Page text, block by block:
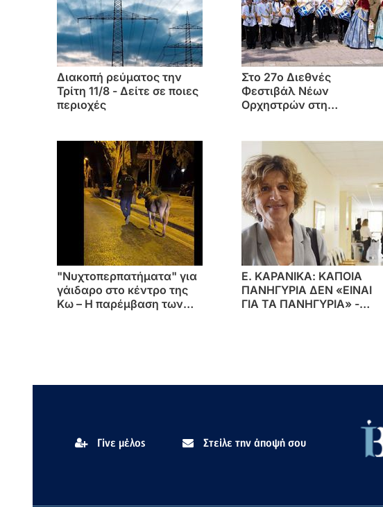
Διακοπή ρεύματος την
Τρίτη 11/8 - Δείτε σε ποιες
περιοχές
Στο 27ο Διεθνές
Φεστιβάλ Νέων
Ορχηστρών στη
και το Λύκειο Ελληνίδων
Κω
"Νυχτοπερπατήματα" για
γάιδαρο στο κέντρο της
Κω – Η παρέμβαση των
E. KAΡΑΝΙΚΑ: ΚΑΠΟΙΑ
ΠΑΝΗΓΥΡΙΑ ΔΕΝ «ΕΙΝΑΙ
ΓΙΑ ΤΑ ΠΑΝΗΓΥΡΙΑ» -
Γίνε μέλος Στείλε την άποψή σου